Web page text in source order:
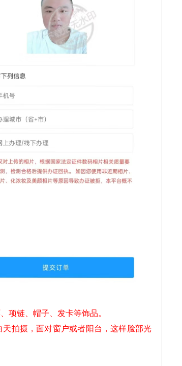
项链、帽子、发卡等饰品。
天拍摄，面对窗户或者阳台，这样脸部光